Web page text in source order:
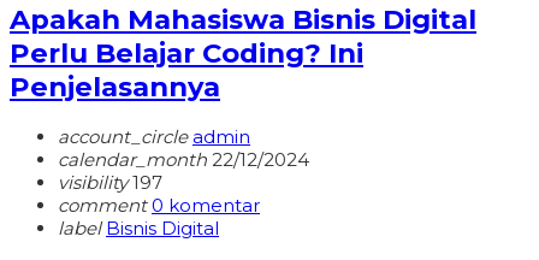
Apakah Mahasiswa Bisnis Digital
Perlu Belajar Coding? Ini
Penjelasannya
account_circle admin
calendar_month 22/12/2024
visibility197
comment 0 komentar
label Bisnis Digital